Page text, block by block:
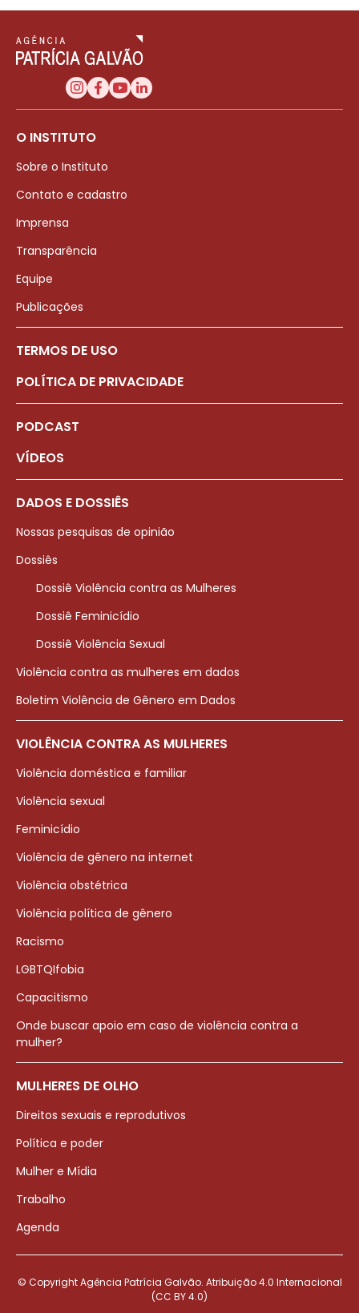
O INSTITUTO
Sobre o Instituto
Contato e cadastro
Imprensa
Transparência
Equipe
Publicações
TERMOS DE USO
POLÍTICA DE PRIVACIDADE
PODCAST
VÍDEOS
DADOS E DOSSIÊS
Nossas pesquisas de opinião
Dossiês
Dossiê Violência contra as Mulheres
Dossiê Feminicídio
Dossiê Violência Sexual
Violência contra as mulheres em dados
Boletim Violência de Gênero em Dados
VIOLÊNCIA CONTRA AS MULHERES
Violência doméstica e familiar
Violência sexual
Feminicídio
Violência de gênero na internet
Violência obstétrica
Violência política de gênero
Racismo
LGBTQIfobia
Capacitismo
Onde buscar apoio em caso de violência contra a
mulher?
MULHERES DE OLHO
Direitos sexuais e reprodutivos
Política e poder
Mulher e Mídia
Trabalho
Agenda
© Copyright Agência Patrícia Galvão. Atribuição 4.0 Internacional
(CC BY 4.0)